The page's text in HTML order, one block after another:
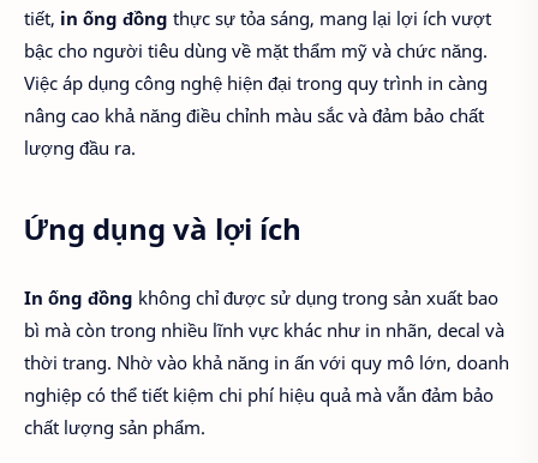
tiết, in ống đồng thực sự tỏa sáng, mang lại lợi ích vượt
bậc cho người tiêu dùng về mặt thẩm mỹ và chức năng.
Việc áp dụng công nghệ hiện đại trong quy trình in càng
nâng cao khả năng điều chỉnh màu sắc và đảm bảo chất
lượng đầu ra.
Ứng dụng và lợi ích
In ống đồng không chỉ được sử dụng trong sản xuất bao
bì mà còn trong nhiều lĩnh vực khác như in nhãn, decal và
thời trang. Nhờ vào khả năng in ấn với quy mô lớn, doanh
nghiệp có thể tiết kiệm chi phí hiệu quả mà vẫn đảm bảo
chất lượng sản phẩm.